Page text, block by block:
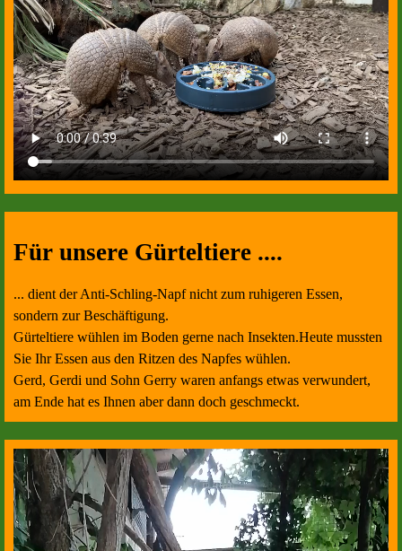
Für unsere Gürteltiere ....
... dient der Anti-Schling-Napf nicht zum ruhigeren Essen,
sondern zur Beschäftigung.
Gürteltiere wühlen im Boden gerne nach Insekten.Heute mussten
Sie Ihr Essen aus den Ritzen des Napfes wühlen.
Gerd, Gerdi und Sohn Gerry waren anfangs etwas verwundert,
am Ende hat es Ihnen aber dann doch geschmeckt.